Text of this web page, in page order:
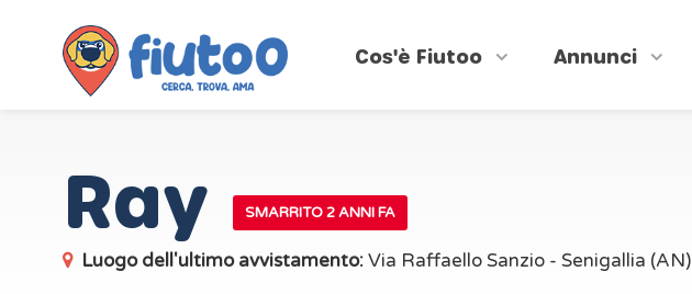
Cos'è Fiutoo Annunci
Ray SMARRITO 2 ANNI FA
Luogo dell'ultimo avvistamento:Via Raffaello Sanzio - Senigallia (AN)